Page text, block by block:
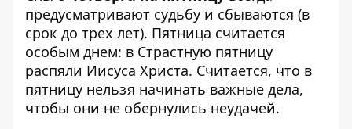
предусматривают судьбу и сбываются (в
срок до трех лет). Пятница считается
особым днем: в Страстную пятницу
распяли Иисуса Христа. Считается, что в
пятницу нельзя начинать важные дела,
чтобы они не обернулись неудачей.